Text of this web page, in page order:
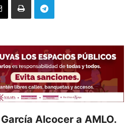
Alcocer a AMLO.